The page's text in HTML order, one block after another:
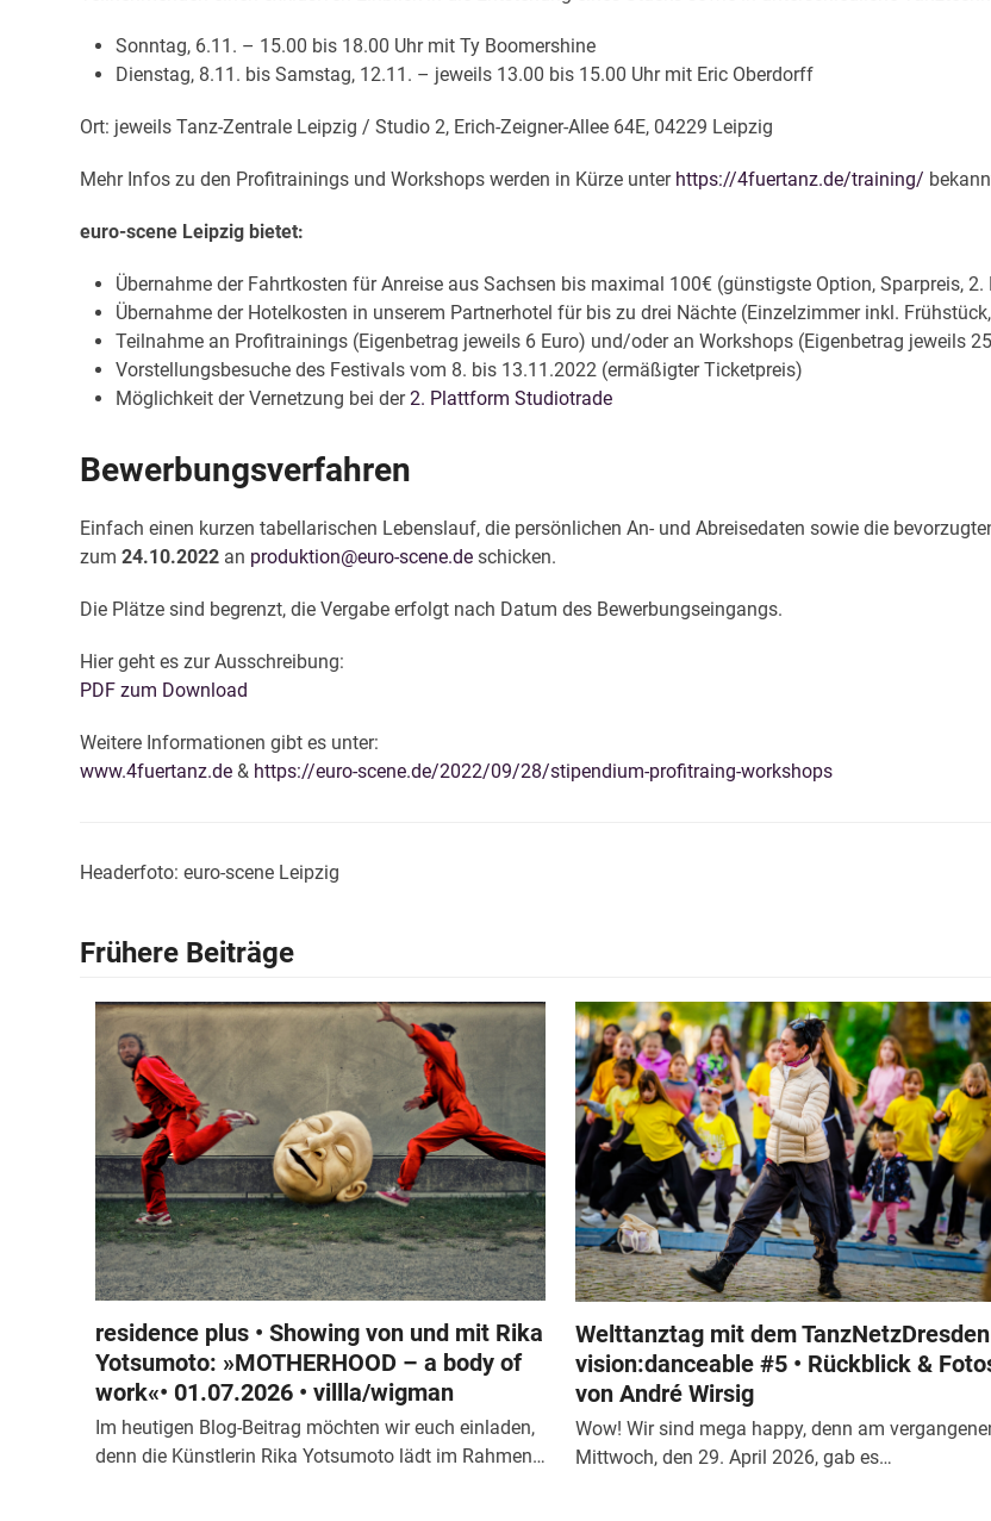
Sonntag, 6.11. – 15.00 bis 18.00 Uhr mit Ty Boomershine
Dienstag, 8.11. bis Samstag, 12.11. – jeweils 13.00 bis 15.00 Uhr mit Eric Oberdorff
Ort: jeweils Tanz-Zentrale Leipzig / Studio 2, Erich-Zeigner-Allee 64E, 04229 Leipzig
Mehr Infos zu den Profitrainings und Workshops werden in Kürze unter https://4fuertanz.de/training/
euro-scene Leipzig bietet:
Übernahme der Fahrtkosten für Anreise aus Sachsen bis maximal 100€ (günstigste Option, Sparpreis, 2.
Übernahme der Hotelkosten in unserem Partnerhotel für bis zu drei Nächte (Einzelzimmer inkl. Frühstück,
Teilnahme an Profitrainings (Eigenbetrag jeweils 6 Euro) und/oder an Workshops (Eigenbetrag jeweils
Vorstellungsbesuche des Festivals vom 8. bis 13.11.2022 (ermäßigter Ticketpreis)
Möglichkeit der Vernetzung bei der2. Plattform Studiotrade
Bewerbungsverfahren
Einfach einen kurzen tabellarischen Lebenslauf, die persönlichen An- und Abreisedaten sowie die
zum24.10.2022 an produktion@euro-scene.de schicken.
Die Plätze sind begrenzt, die Vergabe erfolgt nach Datum des Bewerbungseingangs.
Hier geht es zur Ausschreibung:
PDF zum Download
Weitere Informationen gibt es unter:
www.4fuertanz.de & https://euro-scene.de/2022/09/28/stipendium-profitraing-workshops
Headerfoto: euro-scene Leipzig
Frühere Beiträge
residence plus • Showing von und mit Rika
Yotsumoto: »MOTHERHOOD – a body of
work«• 01.07.2026 • villla/wigman
Im heutigen Blog-Beitrag möchten wir euch einladen,
denn die Künstlerin Rika Yotsumoto lädt im Rahmen…
Welttanztag mit dem
vision:danceable #5 • Rückblick &
von André Wirsig
Wow! Wir sind mega happy, denn am
Mittwoch, den 29. April 2026, gab es…